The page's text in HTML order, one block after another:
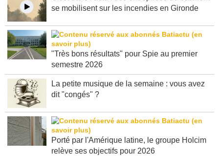
C'est dans l'actu : des entreprises de bâtiment
"Très bons résultats" pour Spie au premier
La petite musique de la semaine : vous avez
Porté par l'Amérique latine, le groupe Holcim